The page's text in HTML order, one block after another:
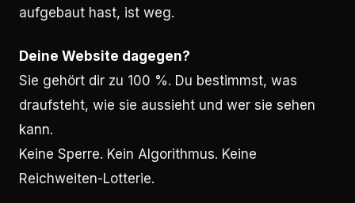
aufgebaut hast, ist weg.
Deine Website dagegen?
Sie gehört dir zu 100 %. Du bestimmst, was
draufsteht, wie sie aussieht und wer sie sehen
kann.
Keine Sperre. Kein Algorithmus. Keine
Reichweiten-Lotterie.